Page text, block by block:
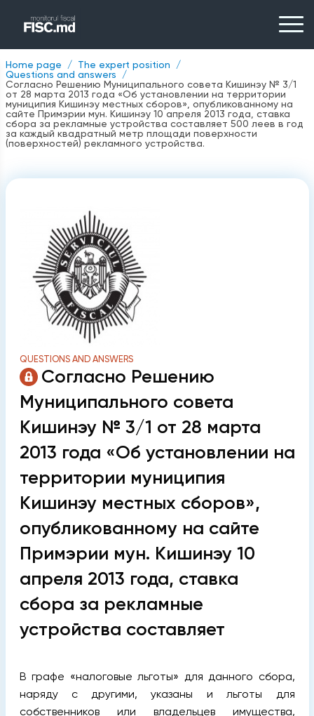
Home page
The expert position
Questions and answers
Согласно Решению Муниципального совета Кишинэу № 3/1
от 28 марта 2013 года «Об установлении на территории
муниципия Кишинэу местных сборов», опубликованному на
сайте Примэрии мун. Кишинэу 10 апреля 2013 года, ставка
сбора за рекламные устройства составляет 500 леев в год
за каждый квадратный метр площади поверхности
(поверхностей) рекламного устройства.
QUESTIONS AND ANSWERS
Согласно Решению
Муниципального совета
Кишинэу № 3/1 от 28 марта
2013 года «Об установлении на
территории муниципия
Кишинэу местных сборов»,
опубликованному на сайте
Примэрии мун. Кишинэу 10
апреля 2013 года, ставка
сбора за рекламные
устройства составляет
В графе «налоговые льготы» для данного сбора,
наряду с другими, указаны и льготы для
собственников или владельцев имущества,